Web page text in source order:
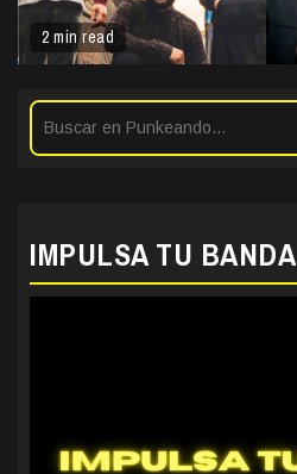
2 min read
IMPULSA TU BANDA